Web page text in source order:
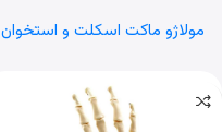
مولاژو ماکت اسکلت و استخوان